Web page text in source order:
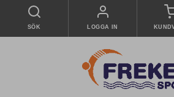
SÖK LOGGA IN